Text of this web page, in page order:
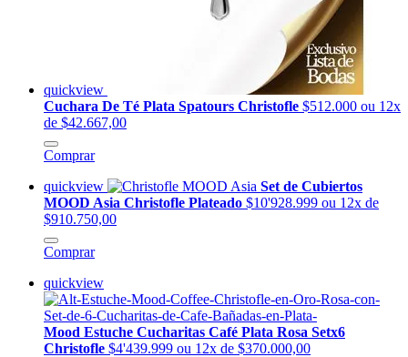
quickview
Cuchara De Té Plata Spatours Christofle $512.000 ou 12x
de $42.667,00
Comprar
quickview
Set de Cubiertos
MOOD Asia Christofle Plateado $10'928.999 ou 12x de
$910.750,00
Comprar
quickview
Mood Estuche Cucharitas Café Plata Rosa Setx6
Christofle $4'439.999 ou 12x de $370.000,00